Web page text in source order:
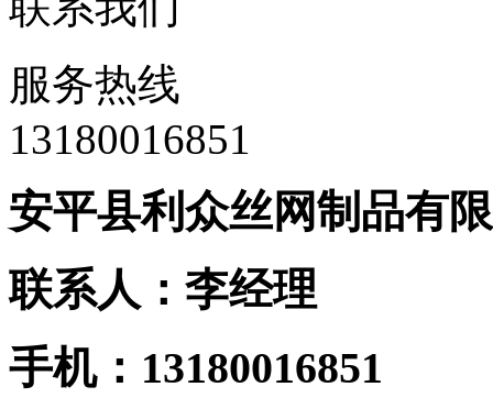
服务热线
13180016851
安平县利众丝网制品有
联系人：李经理
手机：13180016851